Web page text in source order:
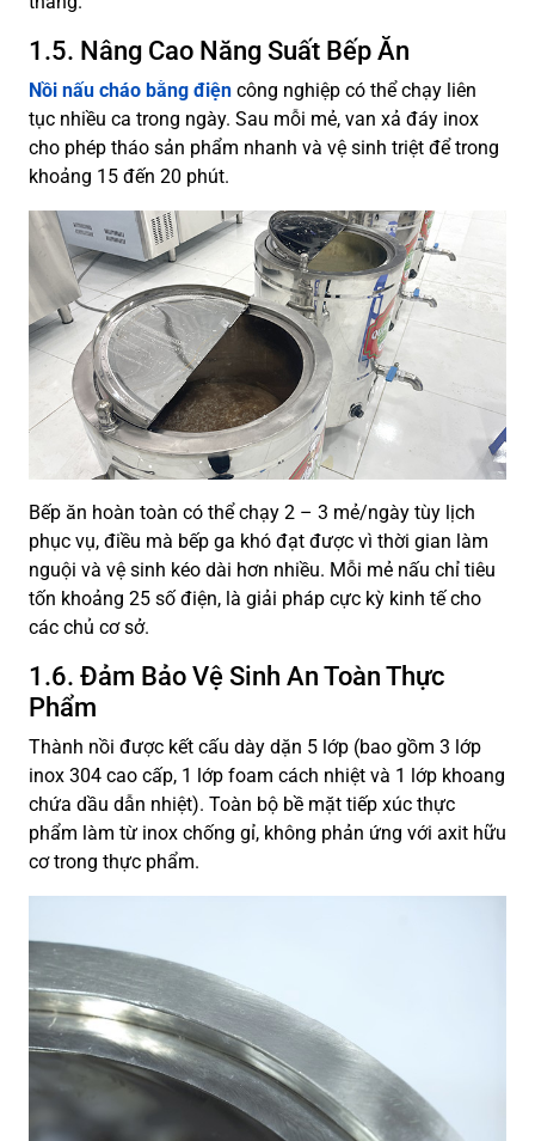
1.5. Nâng Cao Năng Suất Bếp Ăn
Nồi nấu cháo bằng điện công nghiệp có thể chạy liên
tục nhiều ca trong ngày. Sau mỗi mẻ, van xả đáy inox
cho phép tháo sản phẩm nhanh và vệ sinh triệt để trong
khoảng 15 đến 20 phút.
Bếp ăn hoàn toàn có thể chạy 2 – 3 mẻ/ngày tùy lịch
phục vụ, điều mà bếp ga khó đạt được vì thời gian làm
nguội và vệ sinh kéo dài hơn nhiều. Mỗi mẻ nấu chỉ tiêu
tốn khoảng 25 số điện, là giải pháp cực kỳ kinh tế cho
các chủ cơ sở.
1.6. Đảm Bảo Vệ Sinh An Toàn Thực
Phẩm
Thành nồi được kết cấu dày dặn 5 lớp (bao gồm 3 lớp
inox 304 cao cấp, 1 lớp foam cách nhiệt và 1 lớp khoang
chứa dầu dẫn nhiệt). Toàn bộ bề mặt tiếp xúc thực
phẩm làm từ inox chống gỉ, không phản ứng với axit hữu
cơ trong thực phẩm.